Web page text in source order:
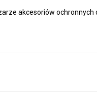
akcesoriów ochronnych